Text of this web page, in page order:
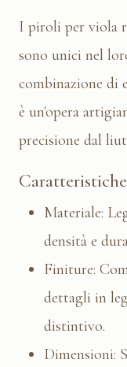
I piroli per viola
sono unici nel
combinazione di
è un'opera
precisione dal
Materiale:
densità e
Finiture:
dettagli in
distintivo.
Dimensioni: